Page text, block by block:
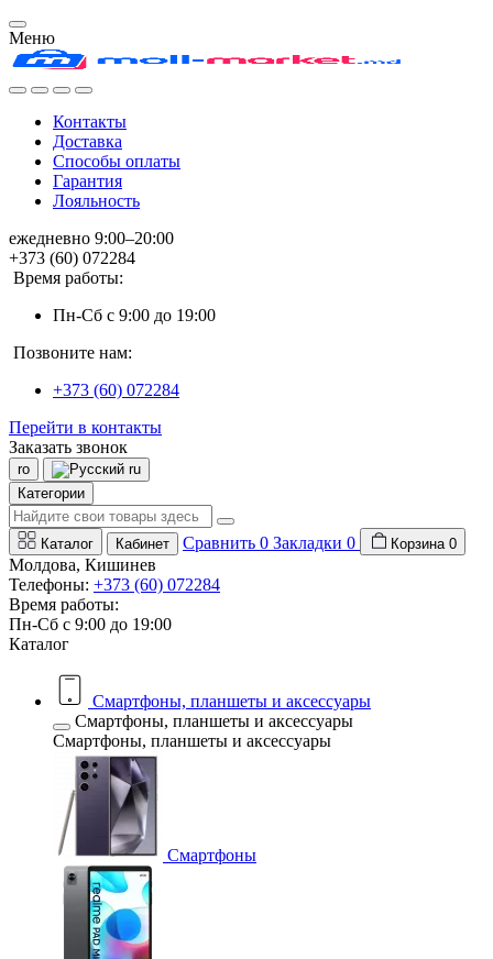
Меню
Контакты
Доставка
Способы оплаты
Гарантия
Лояльность
ежедневно 9:00–20:00
+373 (60) 072284
Время работы:
Пн-Сб с 9:00 до 19:00
Позвоните нам:
+373 (60) 072284
Перейти в контакты
Заказать звонок
ro
ru
Категории
Каталог Кабинет Сравнить 0 Закладки 0 Корзина 0
Молдова, Кишинев
Телефоны: +373 (60) 072284
Время работы:
Пн-Сб с 9:00 до 19:00
Каталог
Смартфоны, планшеты и аксессуары
Смартфоны, планшеты и аксессуары
Смартфоны, планшеты и аксессуары
Смартфоны